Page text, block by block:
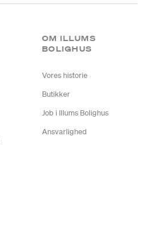
OM ILLUMS
BOLIGHUS
Vores historie
Butikker
Job i Illums Bolighus
Ansvarlighed